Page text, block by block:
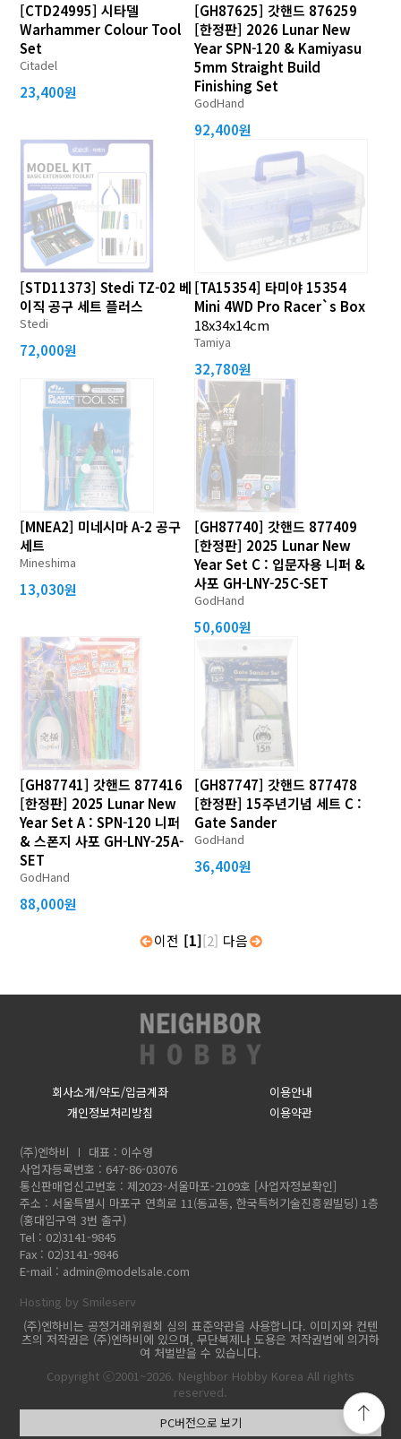
[CTD24995] 시타델
Warhammer Colour Tool
Set
Citadel
23,400원
[GH87625] 갓핸드 876259
[한정판] 2026 Lunar New
Year SPN-120 & Kamiyasu
5mm Straight Build
Finishing Set
GodHand
92,400원
[STD11373] Stedi TZ-02 베
이직 공구 세트 플러스
Stedi
72,000원
[TA15354] 타미야 15354
Mini 4WD Pro Racer`s Box
18x34x14cm
Tamiya
32,780원
[MNEA2] 미네시마 A-2 공구
세트
Mineshima
13,030원
[GH87740] 갓핸드 877409
[한정판] 2025 Lunar New
Year Set C : 입문자용 니퍼 &
사포 GH-LNY-25C-SET
GodHand
50,600원
[GH87741] 갓핸드 877416
[한정판] 2025 Lunar New
Year Set A : SPN-120 니퍼
& 스폰지 사포 GH-LNY-25A-
SET
GodHand
88,000원
[GH87747] 갓핸드 877478
[한정판] 15주년기념 세트 C :
Gate Sander
GodHand
36,400원
이전 [1][2] 다음
회사소개/약도/입금계좌
이용안내
개인정보처리방침
이용약관
(주)엔하비
대표 : 이수영
사업자등록번호 : 647-86-03076
통신판매업신고번호 : 제2023-서울마포-2109호 [사업자정보확인]
주소 : 서울특별시 마포구 연희로 11(동교동, 한국특허기술진흥원빌딩) 1층
(홍대입구역 3번 출구)
Tel : 02)3141-9845
Fax : 02)3141-9846
E-mail : admin@modelsale.com
Hosting by Smileserv
(주)엔하비는 공정거래위원회 심의 표준약관을 사용합니다. 이미지와 컨텐
츠의 저작권은 (주)엔하비에 있으며, 무단복제나 도용은 저작권법에 의거하
여 처벌받을 수 있습니다.
Copyright ⓒ2001~2026. Neighbor Hobby Korea All rights
reserved.
PC버전으로 보기